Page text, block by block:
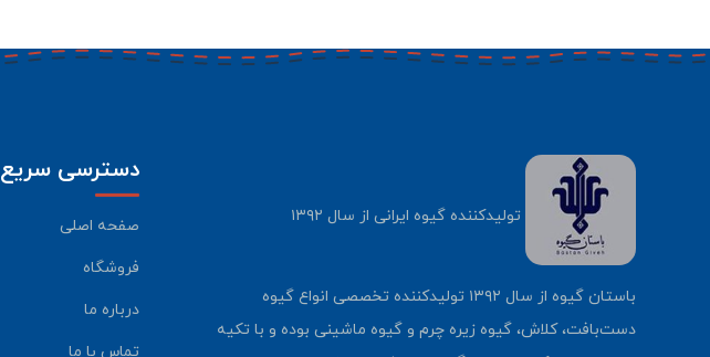
تولیدکننده گیوه ایرانی از سال ۱۳۹۲
باستان گیوه از سال ۱۳۹۲ تولیدکننده تخصصی انواع گیوه
دست‌بافت، کلاش، گیوه زیره چرم و گیوه ماشینی بوده و با تکیه
دسترسی سریع
صفحه اصلی
فروشگاه
درباره ما
تماس با ما